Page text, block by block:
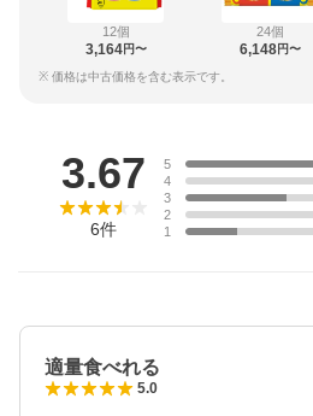
12個
3,164円〜
24個
6,148円〜
※ 価格は中古価格を含む表示です。
3.67
6件
5
4
3
2
1
適量食べれる
5.0